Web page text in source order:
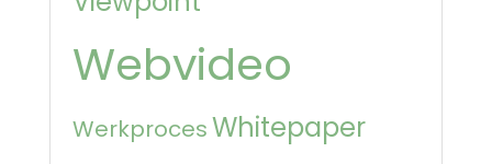
Webvideo
WerkprocesWhitepaper